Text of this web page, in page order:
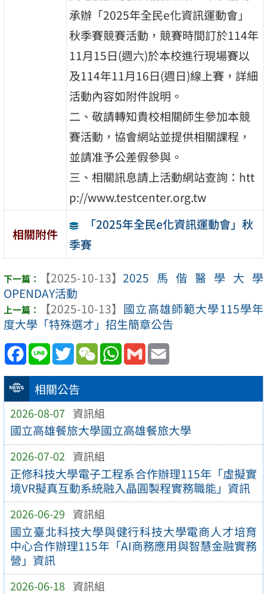
相關公告
2026-08-07 資訊組
國立高雄餐旅大學國立高雄餐旅大學
2026-07-02 資訊組
正修科技大學電子工程系合作辦理115年「虛擬實
境VR擬真互動系統融入晶圓製程實務職能」資訊
2026-06-29 資訊組
國立臺北科技大學與健行科技大學電商人才培育
中心合作辦理115年「AI商務應用與智慧金融實務
營」資訊
2026-06-18 資訊組
承辦「2025年全民e化資訊運動會」
秋季賽競賽活動，競賽時間訂於114年
11月15日(週六)於本校進行現場賽以
及114年11月16日(週日)線上賽，詳細
活動內容如附件說明。
二、敬請轉知貴校相關師生參加本競
賽活動，協會網站並提供相關課程，
並請准予公差假參與。
三、相關訊息請上活動網站查詢：htt
p://www.testcenter.org.tw
相關附件
「2025年全民e化資訊運動會」秋
季賽
【2025-10-13】 2025馬偕醫學大學
OPENDAY活動
【2025-10-13】 國立高雄師範大學115學年
度大學「特殊選才」招生簡章公告
Facebook
Line TwitterWeChatWhatsApp
Gmail